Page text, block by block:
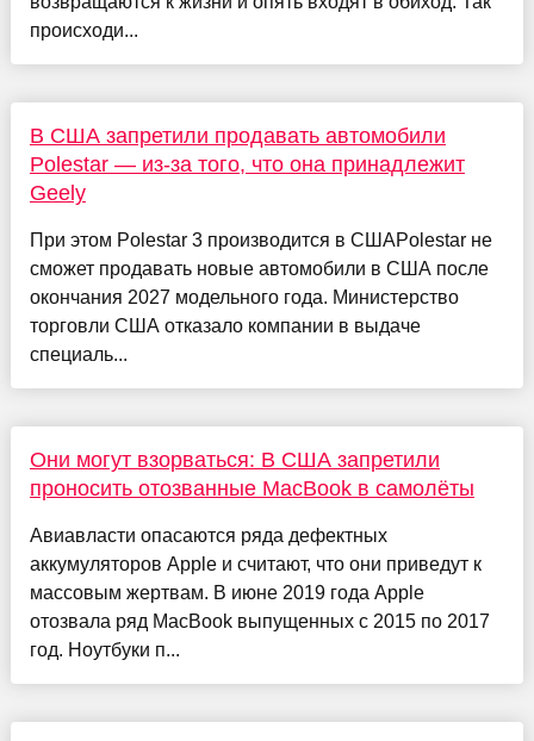
происходи...
В США запретили продавать автомобили
Polestar — из-за того, что она принадлежит
Geely
При этом Polestar 3 производится в СШАPolestar не
сможет продавать новые автомобили в США после
окончания 2027 модельного года. Министерство
торговли США отказало компании в выдаче
специаль...
Они могут взорваться: В США запретили
проносить отозванные MacBook в самолёты
Авиавласти опасаются ряда дефектных
аккумуляторов Apple и считают, что они приведут к
массовым жертвам. В июне 2019 года Apple
отозвала ряд MacBook выпущенных с 2015 по 2017
год. Ноутбуки п...